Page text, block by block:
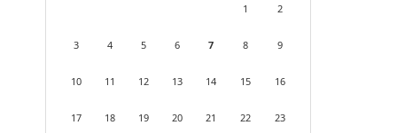
1 2
3 4 5 6 7 8 9
10 11 12 13 14 15 16
17 18 19 20 21 22 23